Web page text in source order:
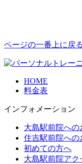
ページの一番上に戻る
HOME
料金表
インフォメーション
大島駅前院へ
住吉駅前院への
初めての方へ
大島駅前院アク